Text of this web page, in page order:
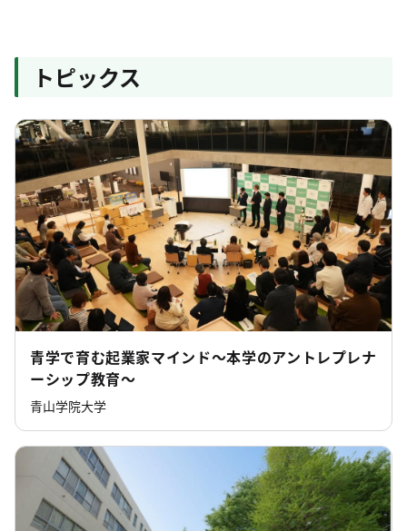
トピックス
青学で育む起業家マインド～本学のアントレプレナ
ーシップ教育～
青山学院大学